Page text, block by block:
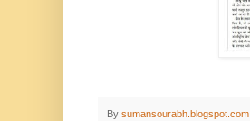
By sumansourabh.blogspot.com